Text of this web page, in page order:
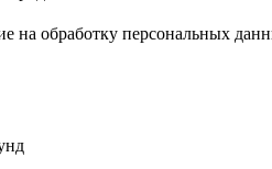
на обработку персональных